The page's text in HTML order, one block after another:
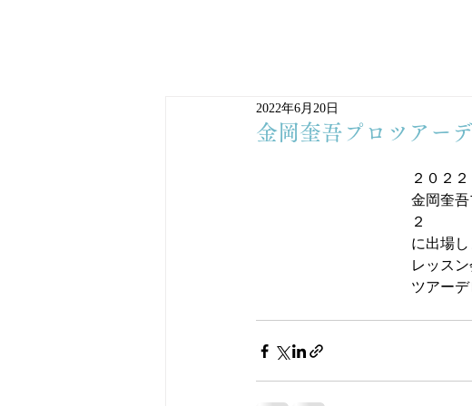
金岡奎吾プロツアー
2022年6月20日
２０２
金岡奎吾
２
に出場し
レッス
ツアー